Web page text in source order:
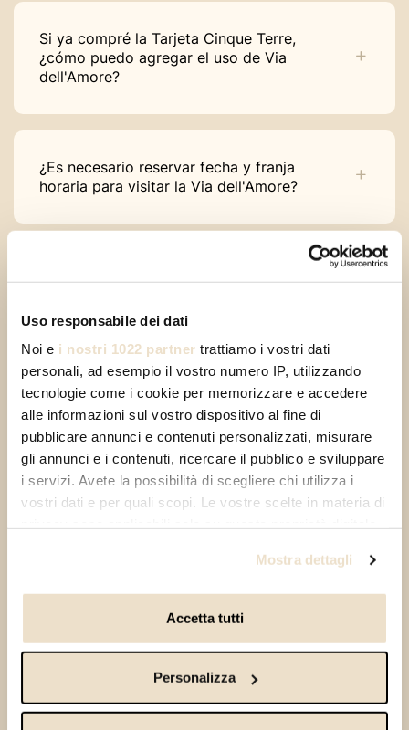
Uso responsabile dei dati
Noi e i nostri 1022 partner trattiamo i vostri dati
personali, ad esempio il vostro numero IP, utilizzando
tecnologie come i cookie per memorizzare e accedere
alle informazioni sul vostro dispositivo al fine di
pubblicare annunci e contenuti personalizzati, misurare
gli annunci e i contenuti, ricercare il pubblico e sviluppare
i servizi. Avete la possibilità di scegliere chi utilizza i
vostri dati e per quali scopi. Le vostre scelte in materia di
modificare o revocare il proprio consenso in qualsiasi
sull'icona di attivazione della privacy.
Con il tuo consenso, vorremmo anche:
raccogliere informazioni sulla tua posizione
geografica, con un'approssimazione di qualche
Mostra dettagli
Accetta tutti
Personalizza
Si ya compré la Tarjeta Cinque Terre,
¿cómo puedo agregar el uso de Via
dell'Amore?
¿Es necesario reservar fecha y franja
horaria para visitar la Via dell'Amore?
¿Se espera la presencia de guías durante el
horario de apertura?
¿Puedo recorrer el Camino del Amor en
ambas direcciones?
fecha reservada para la visita?
¿La entrada a la Via dell'Amore es nominal?